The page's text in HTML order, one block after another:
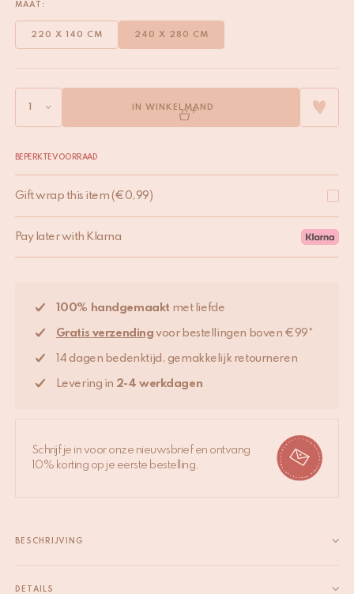
MAAT:
220 X 140 CM 240 X 280 CM
IN WINKELMAND
BEPERKTE VOORRAAD
Gift wrap this item (€0,99)
Pay later with Klarna
100% handgemaakt met liefde
Gratis verzending voor bestellingen boven €99*
14 dagen bedenktijd, gemakkelijk retourneren
Levering in 2-4 werkdagen
Schrijf je in voor onze nieuwsbrief en ontvang
10% korting op je eerste bestelling.
BESCHRIJVING
geblokprint en oh zo veelzijdig. Leg het over je bed of bank of
DETAILS